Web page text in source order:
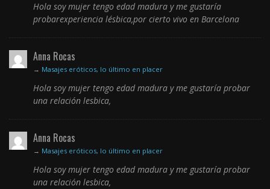
Hola soy mujer tengo edad madura y me gustaría
probarexperiencia lésbica,por cierto vivo en Barcelona
Anna Rocas
→ Masajes eróticos, lo último en placer
Hola soy mujer tengo edad madura y me gustaría probar
una relación lesbica,
Anna Rocas
→ Masajes eróticos, lo último en placer
Hola soy mujer tengo edad madura y me gustaría probar
una relación lesbica,